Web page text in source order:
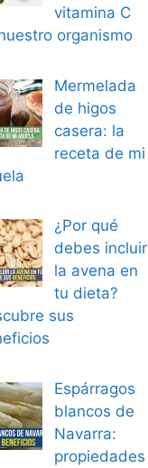
vitamina C
organismo
Mermelada
de higos
casera: la
receta de mi
¿Por qué
debes incluir
la avena en
tu dieta?
sus
Espárragos
blancos de
Navarra:
propiedades